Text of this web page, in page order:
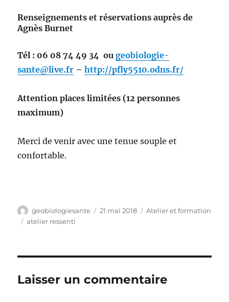
Renseignements et réservations auprès de
Agnès Burnet
Tél : 06 08 74 49 34 ougeobiologie-
sante@live.fr –http://pfly5510.odns.fr/
Attention places limitées (12 personnes
maximum)
Merci de venir avec une tenue souple et
confortable.
Auteur
geobiologiesante
Publié
21 mai 2018 Catégories
Atelier et formation
Étiquettes
atelier ressenti
Laisser un commentaire